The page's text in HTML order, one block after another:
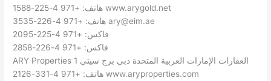
هاتف: +971 4-225-1588 www.arygold.net
هاتف: +971 4-226-3535ary@eim.ae
فاكس: +971 4-225-2095
فاكس: +971 4-226-2858
ARY Properties العقارات الإمارات العربية المتحدة دبي برج سيتي 1
هاتف: +971 4-331-2126 www.aryproperties.com